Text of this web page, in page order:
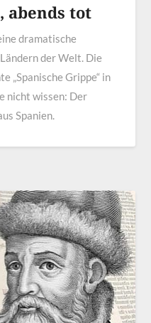
abends tot
dramatische
der Welt. Die
„Spanische Grippe“ in
nicht wissen: Der
Spanien.